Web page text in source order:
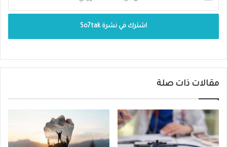
قرحة المعدة.
مرض إرتجاع المريء وحالات إنسداد القنوات
الهضمية والأمعاء.
القلق الشديد والخوف والتوتر.
حالات الأرق وقلة النوم وعدم الراحة الكافية.
تناول كمية كبيرة من الحلويات والسكريات.
التحسس تجاه بعض الأطعمة.
مقالات ذات صلة